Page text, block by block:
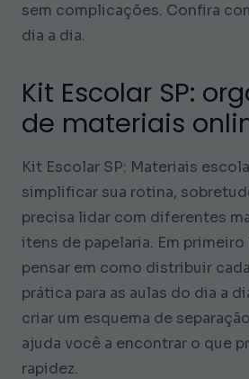
sem complicações. Confira
dia a dia.
Kit Escolar SP:
de materiais
Kit Escolar SP: Materiais
simplificar sua rotina,
precisa lidar com diferentes
itens de papelaria. Em
pensar em como distribuir
prática para as aulas do dia a
criar um esquema de
ajuda você a encontrar o que
rapidez.